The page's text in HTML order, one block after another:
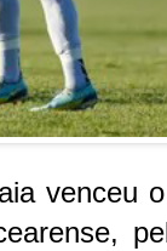
venceu